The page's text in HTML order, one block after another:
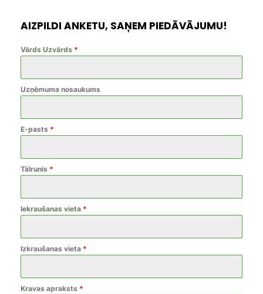
AIZPILDI ANKETU, SAŅEM PIEDĀVĀJUMU!
Vārds Uzvārds *
Uzņēmuma nosaukums
E-pasts *
Tālrunis *
Iekraušanas vieta *
Izkraušanas vieta *
Kravas apraksts *